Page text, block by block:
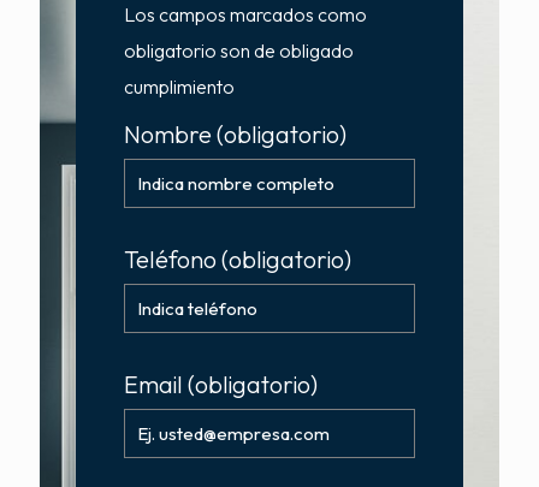
Los campos marcados como
obligatorio son de obligado
cumplimiento
Nombre(obligatorio)
Teléfono (obligatorio)
Email (obligatorio)